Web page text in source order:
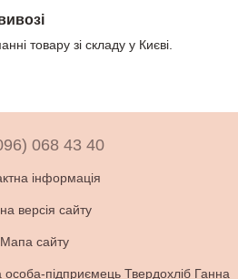
товару зі складу у Києві.
068 43 40
інформація
версія сайту
Мапа сайту
підприємець Твердохліб Ганна